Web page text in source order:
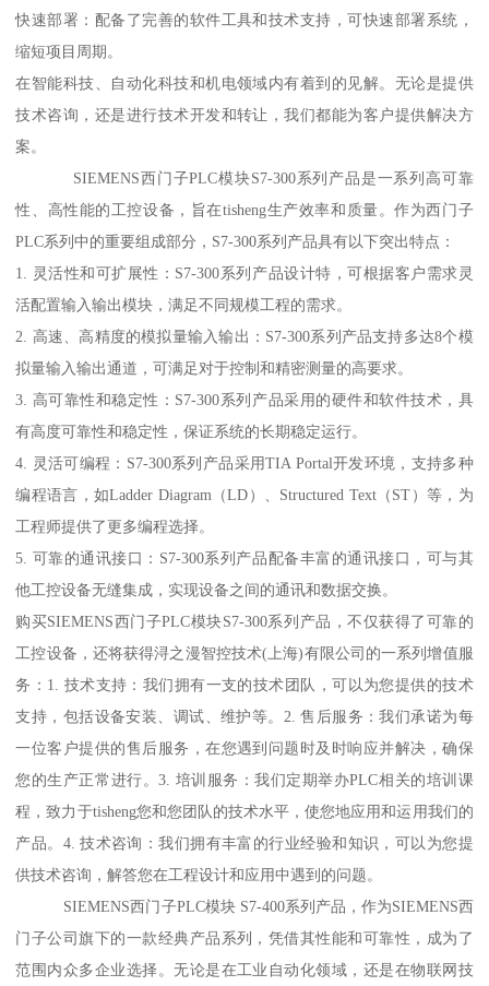
快速部署：配备了完善的软件工具和技术支持，可快速部署系统，
缩短项目周期。
在智能科技、自动化科技和机电领域内有着到的见解。无论是提供
技术咨询，还是进行技术开发和转让，我们都能为客户提供解决方
案。
SIEMENS西门子PLC模块S7-300系列产品是一系列高可靠
性、高性能的工控设备，旨在tisheng生产效率和质量。作为西门子
PLC系列中的重要组成部分，S7-300系列产品具有以下突出特点：
1. 灵活性和可扩展性：S7-300系列产品设计特，可根据客户需求灵
活配置输入输出模块，满足不同规模工程的需求。
2. 高速、高精度的模拟量输入输出：S7-300系列产品支持多达8个模
拟量输入输出通道，可满足对于控制和精密测量的高要求。
3. 高可靠性和稳定性：S7-300系列产品采用的硬件和软件技术，具
有高度可靠性和稳定性，保证系统的长期稳定运行。
4. 灵活可编程：S7-300系列产品采用TIA Portal开发环境，支持多种
编程语言，如Ladder Diagram（LD）、Structured Text（ST）等，为
工程师提供了更多编程选择。
5. 可靠的通讯接口：S7-300系列产品配备丰富的通讯接口，可与其
他工控设备无缝集成，实现设备之间的通讯和数据交换。
购买SIEMENS西门子PLC模块S7-300系列产品，不仅获得了可靠的
工控设备，还将获得浔之漫智控技术(上海)有限公司的一系列增值服
务：1. 技术支持：我们拥有一支的技术团队，可以为您提供的技术
支持，包括设备安装、调试、维护等。2. 售后服务：我们承诺为每
一位客户提供的售后服务，在您遇到问题时及时响应并解决，确保
您的生产正常进行。3. 培训服务：我们定期举办PLC相关的培训课
程，致力于tisheng您和您团队的技术水平，使您地应用和运用我们的
产品。4. 技术咨询：我们拥有丰富的行业经验和知识，可以为您提
供技术咨询，解答您在工程设计和应用中遇到的问题。
SIEMENS西门子PLC模块 S7-400系列产品，作为SIEMENS西
门子公司旗下的一款经典产品系列，凭借其性能和可靠性，成为了
范围内众多企业选择。无论是在工业自动化领域，还是在物联网技